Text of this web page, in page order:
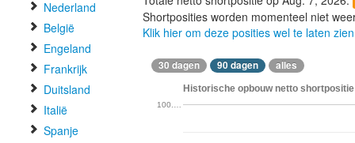
Nederland
België
Engeland
Frankrijk
Duitsland
Italië
Spanje
Shortposities worden momenteel niet
Klik hier om deze posities wel te laten zien
30 dagen 90 dagen alles
Historische opbouw netto
100.…